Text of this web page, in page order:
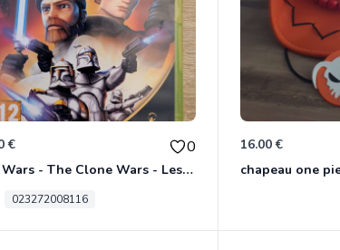
€ 0
Star Wars - The Clone Wars - Les Héros De La République Xbox 360
023272008116
16.00 €
chapeau one